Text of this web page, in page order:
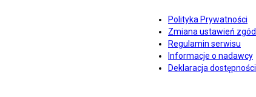
Polityka Prywatności
Zmiana ustawień zgód
Regulamin serwisu
Informacje o nadawcy
Deklaracja dostępności